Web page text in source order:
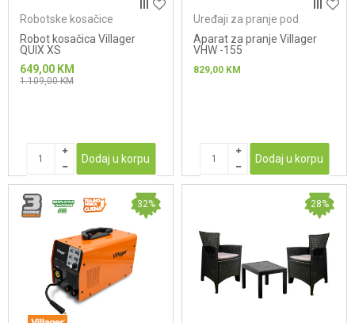
Robotske kosačice
Robot kosačica Villager
QUIX XS
649,00 KM
1.109,00KM
Dodaj u korpu
Uređaji za pranje pod
Aparat za pranje Villager
VHW -155
829,00 KM
Dodaj u korpu
32% 28%